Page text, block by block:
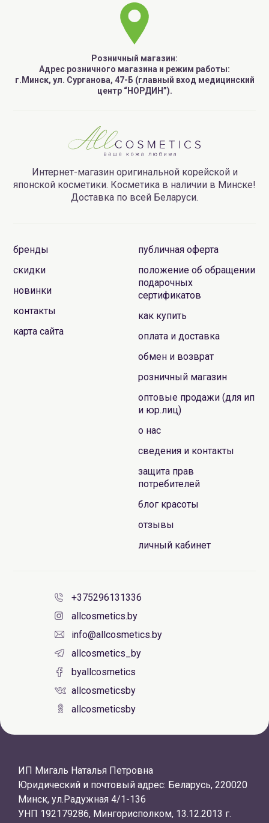
Розничный магазин:
Адрес розничного магазина и режим работы:
г.Минск, ул. Сурганова, 47-Б (главный вход медицинский
центр “НОРДИН”).
Интернет-магазин оригинальной корейской и
японской косметики. Косметика в наличии в Минске!
Доставка по всей Беларуси.
бренды
скидки
новинки
контакты
карта сайта
публичная оферта
положение об обращении
подарочных
сертификатов
как купить
оплата и доставка
обмен и возврат
розничный магазин
оптовые продажи (для ип
и юр.лиц)
о нас
сведения и контакты
защита прав
потребителей
блог красоты
отзывы
личный кабинет
+375296131336
allcosmetics.by
info@allcosmetics.by
allcosmetics_by
byallcosmetics
allcosmeticsby
allcosmeticsby
ИП Мигаль Наталья Петровна
Юридический и почтовый адрес: Беларусь, 220020
Минск, ул.Радужная 4/1-136
УНП 192179286, Мингорисполком, 13.12.2013 г.